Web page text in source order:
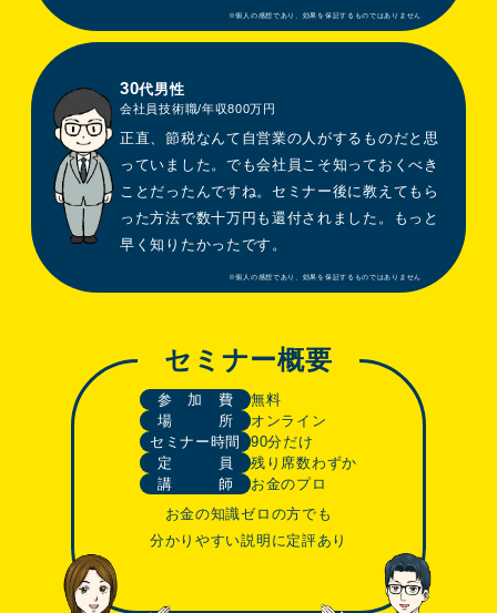
30代男性
会社員技術職/年収800万円
正直、節税なんて自営業の人がするものだと思
っていました。でも会社員こそ知っておくべき
ことだったんですね。セミナー後に教えてもら
った方法で数十万円も還付されました。もっと
早く知りたかったです。
セミナー概要
参 加 費
無料
場 所
オンライン
セミナー時間
90分だけ
定 員
残り席数わずか
講 師
お金のプロ
お金の知識ゼロの方でも
分かりやすい説明に定評あり